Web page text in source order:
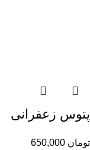
پتوس زعفرانی
تومان